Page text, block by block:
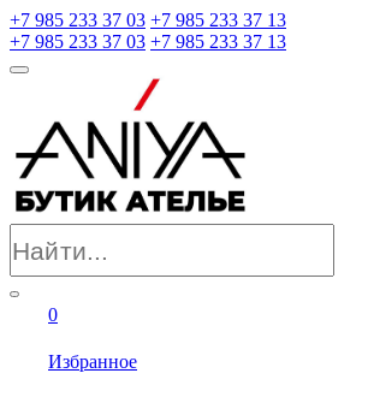
+7 985 233 37 03 +7 985 233 37 13
+7 985 233 37 03 +7 985 233 37 13
0
Избранное